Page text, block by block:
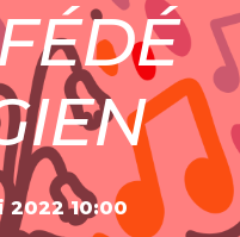
2022 10:00